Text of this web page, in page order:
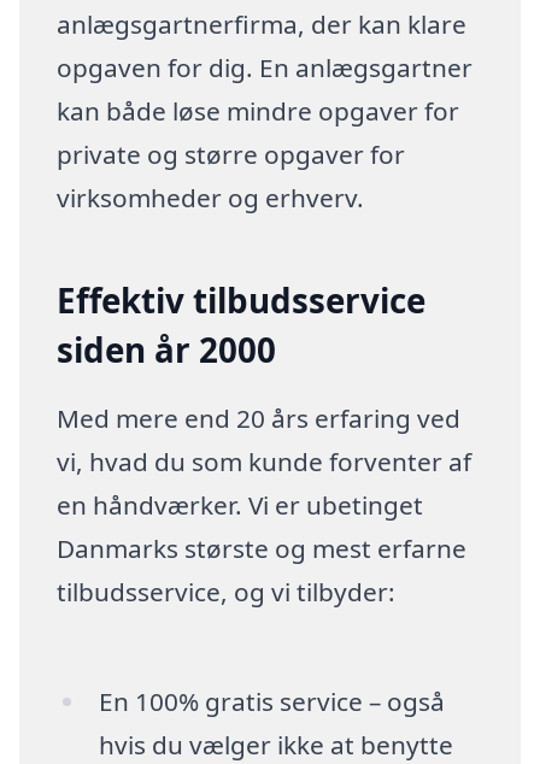
anlægsgartnerfirma, der kan klare
opgaven for dig. En anlægsgartner
kan både løse mindre opgaver for
private og større opgaver for
virksomheder og erhverv.
Effektiv tilbudsservice
siden år 2000
Med mere end 20 års erfaring ved
vi, hvad du som kunde forventer af
en håndværker. Vi er ubetinget
Danmarks største og mest erfarne
tilbudsservice, og vi tilbyder:
En 100% gratis service – også
hvis du vælger ikke at benytte